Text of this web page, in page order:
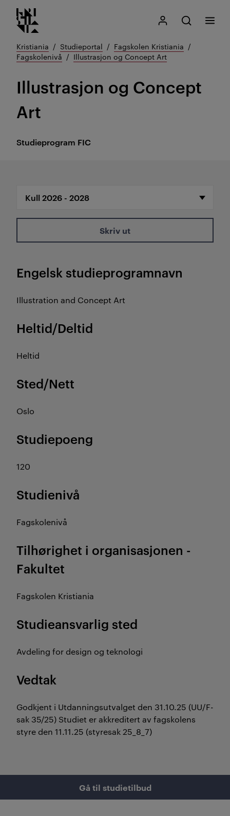
Gå
til
innhold
Kristiania logo
Mitt Kristiania
Åpne søk
Søk
Meny
Kristiania Studieportal
Fagskolen Kristiania
Fagskolenivå
Illustrasjon og Concept Art
Studieprogram FIC
Illustrasjon og Concept
Art
Skriv ut
Engelsk studieprogramnavn
Illustration and Concept Art
Heltid/Deltid
Heltid
Sted/Nett
Oslo
Studiepoeng
120
Studienivå
Fagskolenivå
Tilhørighet i organisasjonen -
Fakultet
Fagskolen Kristiania
Studieansvarlig sted
Avdeling for design og teknologi
Vedtak
Godkjent i Utdanningsutvalget den 31.10.25 (UU/F-
sak 35/25) Studiet er akkreditert av fagskolens
styre den 11.11.25 (styresak 25_8_7)
Gå til studietilbud